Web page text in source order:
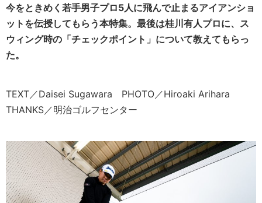
今をときめく若手男子プロ5人に飛んで止まるアイアンショ
ットを伝授してもらう本特集。 最後は桂川有人プロに、ス
ウィング時の「チェックポイント」について教えてもらっ
た。
TEXT／Daisei Sugawara PHOTO／Hiroaki Arihara
THANKS／明治ゴルフセンター